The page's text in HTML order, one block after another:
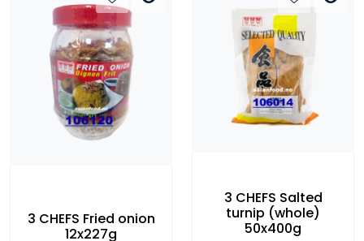
3 CHEFS Fried onion
12x227g
3 CHEFS Salted
turnip (whole)
50x400g